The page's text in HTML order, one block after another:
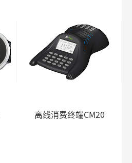
离线消费终端CM20